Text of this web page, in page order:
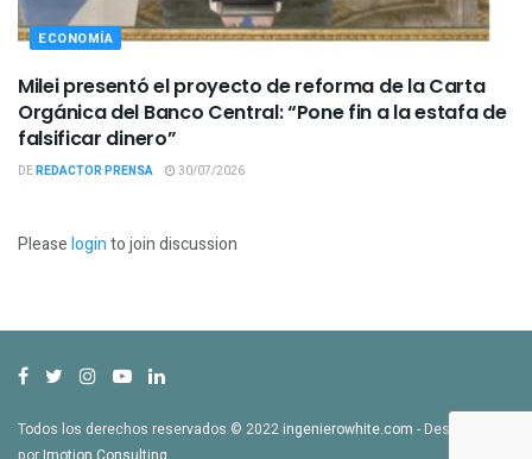
ECONOMÍA
Milei presentó el proyecto de reforma de la Carta
Orgánica del Banco Central: “Pone fin a la estafa de
falsificar dinero”
DEREDACTOR PRENSA 30/07/2026
Pleaseloginto join discussion
Todos los derechos reservados © 2022ingenierowhite.com - Desarrollado